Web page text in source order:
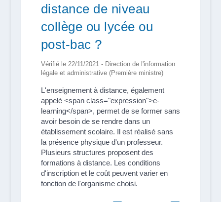
distance de niveau
collège ou lycée ou
post-bac ?
Vérifié le 22/11/2021 - Direction de l'information
légale et administrative (Première ministre)
L'enseignement à distance, également
appelé <span class="expression">e-
learning</span>, permet de se former sans
avoir besoin de se rendre dans un
établissement scolaire. Il est réalisé sans
la présence physique d'un professeur.
Plusieurs structures proposent des
formations à distance. Les conditions
d'inscription et le coût peuvent varier en
fonction de l'organisme choisi.